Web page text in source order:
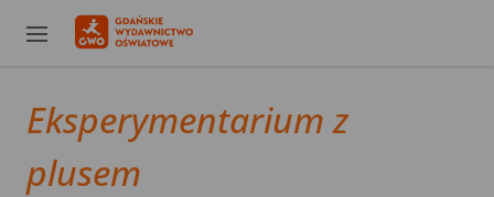
Eksperymentarium z
plusem